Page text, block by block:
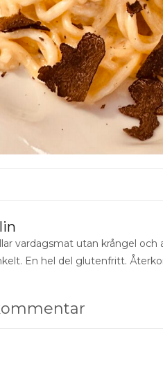
vardagsmat utan krångel
En hel del glutenfritt.